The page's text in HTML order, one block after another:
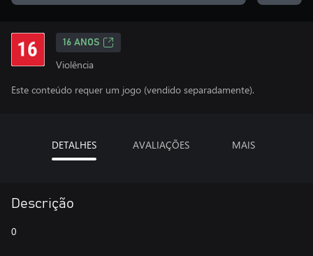
16 ANOS
Violência
Este conteúdo requer um jogo (vendido separadamente).
DETALHES AVALIAÇÕES MAIS
Descrição
0